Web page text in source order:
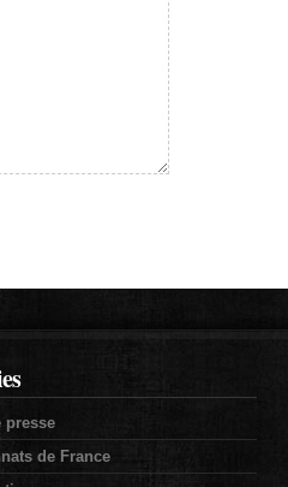
presse
de France